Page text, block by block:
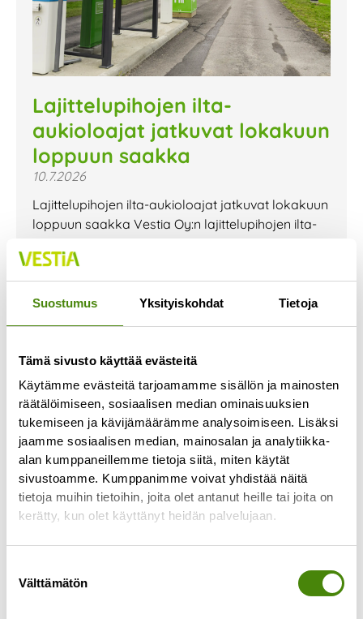
Suostumus Yksityiskohdat Tietoja
Tämä sivusto käyttää evästeitä
Käytämme evästeitä tarjoamamme sisällön ja mainosten
räätälöimiseen, sosiaalisen median ominaisuuksien
tukemiseen ja kävijämäärämme analysoimiseen. Lisäksi
jaamme sosiaalisen median, mainosalan ja analytiikka-
alan kumppaneillemme tietoja siitä, miten käytät
sivustoamme. Kumppanimme voivat yhdistää näitä
tietoja muihin tietoihin, joita olet antanut heille tai joita on
kerätty, kun olet käyttänyt heidän palvelujaan.
valinta
Välttämätön
Lajittelupihojen ilta-
aukioloajat jatkuvat lokakuun
loppuun saakka
10.7.2026
Lajittelupihojen ilta-aukioloajat jatkuvat lokakuun
loppuun saakka Vestia Oy:n lajittelupihojen ilta-
Jokaisella lajittelupihalla pääsee vähintään
kerran viikossa
Lue lisää »